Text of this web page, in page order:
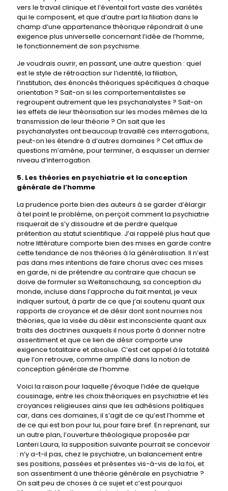
vers le travail clinique et l’éventail fort vaste des variétés
qui le composent, et que d’autre part la filiation dans le
champ d’une appartenance théorique répondrait à une
exigence plus universelle concernant l’idée de l’homme,
le fonctionnement de son psychisme.
Je voudrais ouvrir, en passant, une autre question : quel
est le style de rétroaction sur l’identité, la filiation,
l’institution, des énoncés théoriques spécifiques à chaque
orientation ? Sait-on si les comportementalistes se
regroupent autrement que les psychanalystes ? Sait-on
les effets de leur théorisation sur les modes mêmes de la
transmission de leur théorie ? On sait que les
psychanalystes ont beaucoup travaillé ces interrogations,
peut-on les étendre à d’autres domaines ? Cet afflux de
questions m’amène, pour terminer, à esquisser un dernier
niveau d’interrogation.
5. Les théories en psychiatrie et la conception
générale de l’homme
La prudence porte bien des auteurs à se garder d’élargir
à tel point le problème, on perçoit comment la psychiatrie
risquerait de s’y dissoudre et de perdre quelque
prétention au statut scientifique. J’ai rappelé plus haut que
notre littérature comporte bien des mises en garde contre
cette tendance de nos théories à la généralisation. Il n’est
pas dans mes intentions de faire chorus avec ces mises
en garde, ni de prétendre au contraire que chacun se
doive de formuler sa Weltanschaung, sa conception du
monde, incluse dans l’approche du fait mental, je veux
indiquer surtout, à partir de ce que j’ai soutenu quant aux
rapports de croyance et de désir dont sont nourries nos
théories, que la visée du désir est inconsciente quant aux
traits des doctrines auxquels il nous porte à donner notre
assentiment et que ce lien de désir comporte une
exigence totalitaire et absolue. C’est cet appel à la totalité
que l’on retrouve, comme amplifié dans la notion de
conception générale de l’homme.
Voici la raison pour laquelle j’évoque l’idée de quelque
cousinage, entre les choix théoriques en psychiatrie et les
croyances religieuses ainsi que les adhésions politiques
car, dans ces domaines, il s’agit de ce qu’est l’homme et
de ce qui est bon pour lui, pour faire bref. En reprenant, sur
un autre plan, l’ouverture théologique proposée par
Lanteri Laura, la supposition suivante pourrait se concevoir
: n’y a-t-il pas, chez le psychiatre, un balancement entre
ses positions, passées et présentes vis-à-vis de la foi, et
son assentiment à une théorie générale en psychiatrie ?
On sait peu de choses à ce sujet et c’est pourquoi